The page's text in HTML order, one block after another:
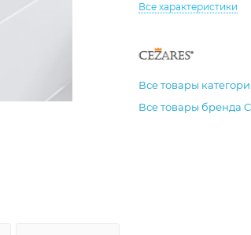
Все характеристики
Все товары
Все товары бренда